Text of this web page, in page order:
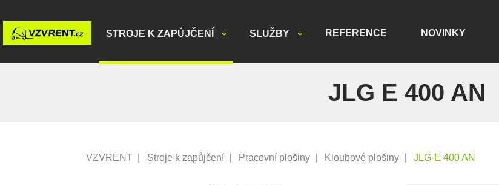
STROJE K ZAPŮJČENÍ SLUŽBY REFERENCE NOVINKY
JLG E 400 AN
VZVRENT Stroje k zapůjčení Pracovní plošiny Kloubové plošiny JLG-E 400 AN